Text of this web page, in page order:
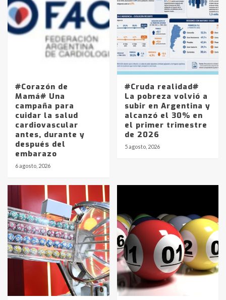
#Corazón de
Mamá# Una
campaña para
cuidar la salud
cardiovascular
antes, durante y
después del
embarazo
6 agosto, 2026
#Cruda realidad#
La pobreza volvió a
subir en Argentina y
alcanzó el 30% en
el primer trimestre
de 2026
5 agosto, 2026